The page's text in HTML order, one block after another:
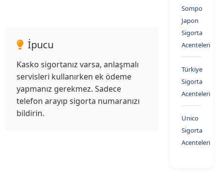
İpucu
Kasko sigortanız varsa, anlaşmalı
servisleri kullanırken ek ödeme
yapmanız gerekmez. Sadece
telefon arayıp sigorta numaranızı
bildirin.
Sompo
Japon
Sigorta
Acenteleri
Türkiye
Sigorta
Acenteleri
Unico
Sigorta
Acenteleri